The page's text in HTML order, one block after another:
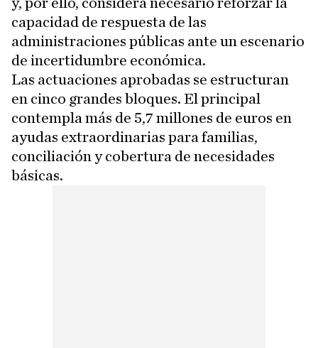
capacidad de respuesta de las
administraciones públicas ante un escenario
de incertidumbre económica.
Las actuaciones aprobadas se estructuran
en cinco grandes bloques. El principal
contempla más de 5,7 millones de euros en
ayudas extraordinarias para familias,
conciliación y cobertura de necesidades
básicas.